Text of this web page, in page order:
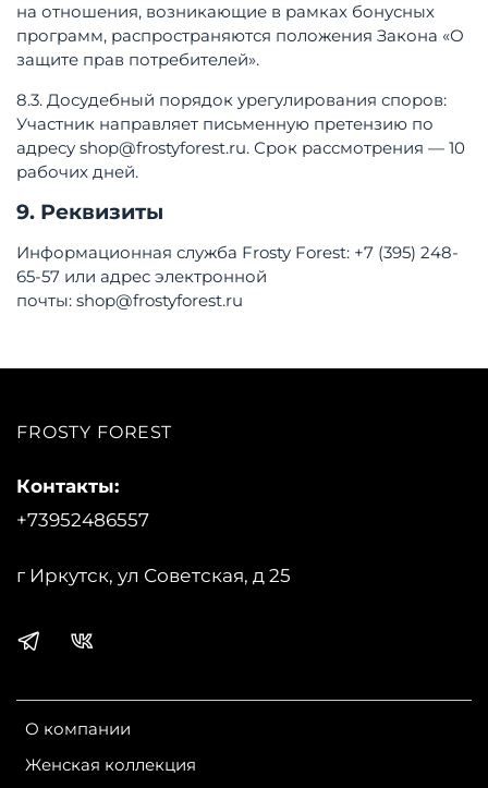
на отношения, возникающие в рамках бонусных
программ, распространяются положения Закона «О
защите прав потребителей».
8.3. Досудебный порядок урегулирования споров:
Участник направляет письменную претензию по
адресу shop@frostyforest.ru. Срок рассмотрения — 10
рабочих дней.
9. Реквизиты
Информационная служба Frosty Forest: ‭+7 (395) 248-
65-57‬ или адрес электронной
почты: shop@frostyforest.ru
FROSTY FOREST
О компании
Женская коллекция
Контакты:
+73952486557
г Иркутск, ул Советская, д 25